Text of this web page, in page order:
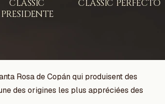
Rosa de Copán qui produisent des
des origines les plus appréciées des